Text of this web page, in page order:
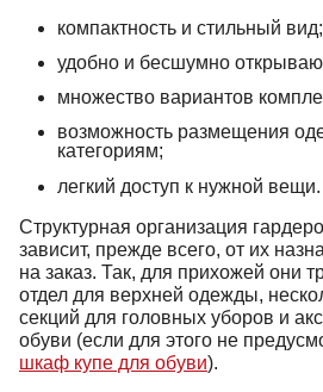
компактность и стильный вид;
удобно и бесшумно
множество вариантов
возможность размещения
категориям;
легкий доступ к нужной вещи.
Структурная организация
зависит, прежде всего, от их
на заказ. Так, для прихожей они
отдел для верхней одежды,
секций для головных уборов и
обуви (если для этого не
шкаф купе для обуви).